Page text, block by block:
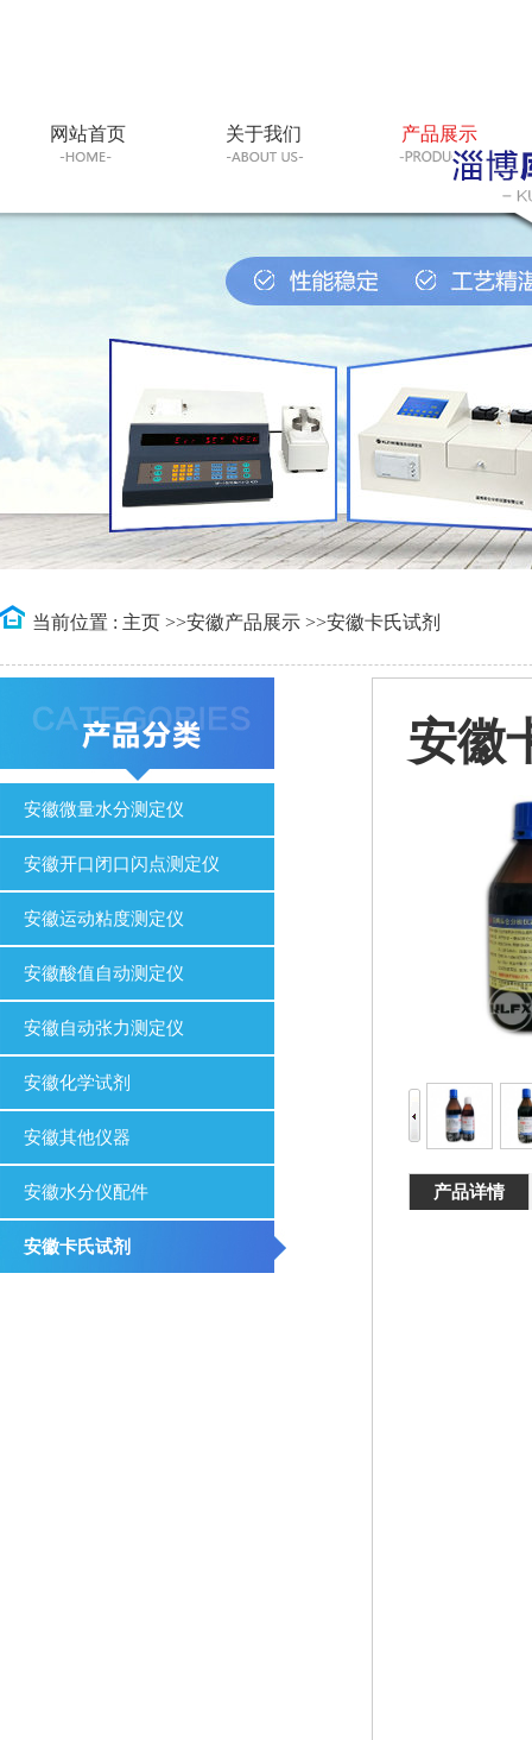
网站首页 关于我们 产品展示
当前位置 : 主页 >>安徽产品展示 >>安徽卡氏试剂
安徽微量水分测定仪
安徽开口闭口闪点测定仪
安徽运动粘度测定仪
安徽酸值自动测定仪
安徽自动张力测定仪
安徽化学试剂
安徽其他仪器
安徽水分仪配件
安徽卡氏试剂
安徽
产品详情